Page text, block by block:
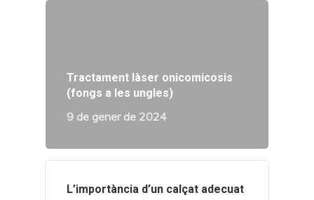
Tractament làser onicomicosis
(fongs a les ungles)
9 de gener de 2024
L’importància d’un calçat adecuat